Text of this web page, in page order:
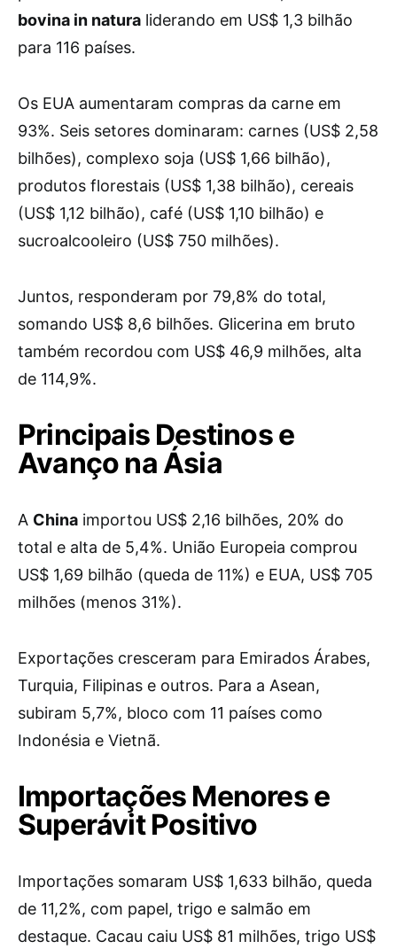
bovina in natura liderando em US$ 1,3 bilhão
para 116 países.
Os EUA aumentaram compras da carne em
93%. Seis setores dominaram: carnes (US$ 2,58
bilhões), complexo soja (US$ 1,66 bilhão),
produtos florestais (US$ 1,38 bilhão), cereais
(US$ 1,12 bilhão), café (US$ 1,10 bilhão) e
sucroalcooleiro (US$ 750 milhões).
Juntos, responderam por 79,8% do total,
somando US$ 8,6 bilhões. Glicerina em bruto
também recordou com US$ 46,9 milhões, alta
de 114,9%.
Principais Destinos e
Avanço na Ásia
A China importou US$ 2,16 bilhões, 20% do
total e alta de 5,4%. União Europeia comprou
US$ 1,69 bilhão (queda de 11%) e EUA, US$ 705
milhões (menos 31%).
Exportações cresceram para Emirados Árabes,
Turquia, Filipinas e outros. Para a Asean,
subiram 5,7%, bloco com 11 países como
Indonésia e Vietnã.
Importações Menores e
Superávit Positivo
Importações somaram US$ 1,633 bilhão, queda
de 11,2%, com papel, trigo e salmão em
destaque. Cacau caiu US$ 81 milhões, trigo US$